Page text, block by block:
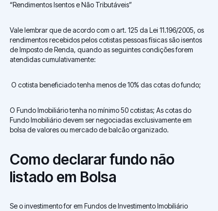
“Rendimentos Isentos e Não Tributáveis”
Vale lembrar que de acordo com o art. 125 da Lei 11.196/2005, os
rendimentos recebidos pelos cotistas pessoas físicas são isentos
de Imposto de Renda, quando as seguintes condições forem
atendidas cumulativamente:
O cotista beneficiado tenha menos de 10% das cotas do fundo;
O Fundo Imobiliário tenha no mínimo 50 cotistas; As cotas do
Fundo Imobiliário devem ser negociadas exclusivamente em
bolsa de valores ou mercado de balcão organizado.
Como declarar fundo não
listado em Bolsa
Se o investimento for em Fundos de Investimento Imobiliário